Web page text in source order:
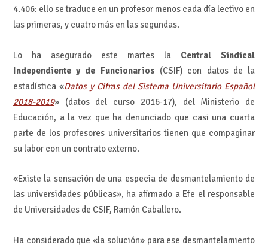
4.406: ello se traduce en un profesor menos cada día lectivo en
las primeras, y cuatro más en las segundas.
Lo ha asegurado este martes la Central Sindical
Independiente y de Funcionarios (CSIF) con datos de la
estadística «Datos y Cifras del Sistema Universitario Español
2018-2019» (datos del curso 2016-17), del Ministerio de
Educación, a la vez que ha denunciado que casi una cuarta
parte de los profesores universitarios tienen que compaginar
su labor con un contrato externo.
«Existe la sensación de una especia de desmantelamiento de
las universidades públicas», ha afirmado a Efe el responsable
de Universidades de CSIF, Ramón Caballero.
Ha considerado que «la solución» para ese desmantelamiento